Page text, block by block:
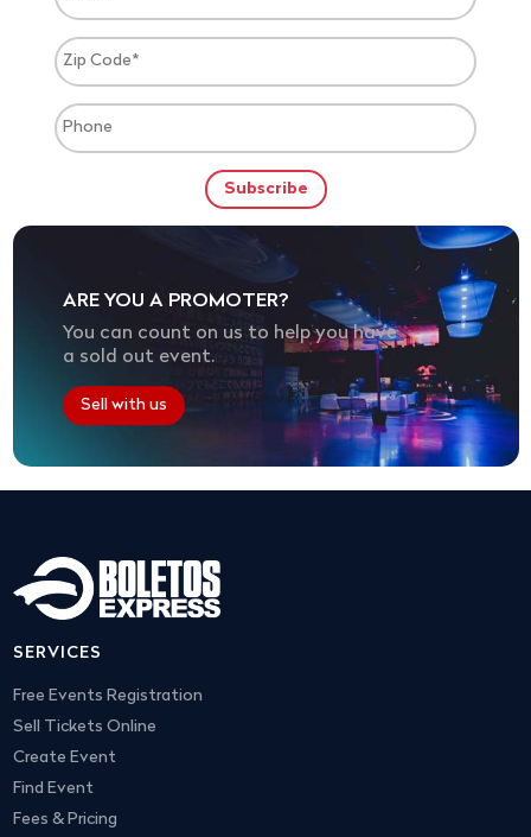
ARE YOU A PROMOTER?
You can count on us to help you have
a sold out event.
Sell with us
SERVICES
Free Events Registration
Sell Tickets Online
Create Event
Find Event
Fees & Pricing